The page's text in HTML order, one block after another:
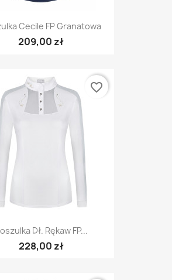
Cecile FP Granatowa
209,00 zł
Dł. Rękaw FP...
228,00 zł
favorite_border